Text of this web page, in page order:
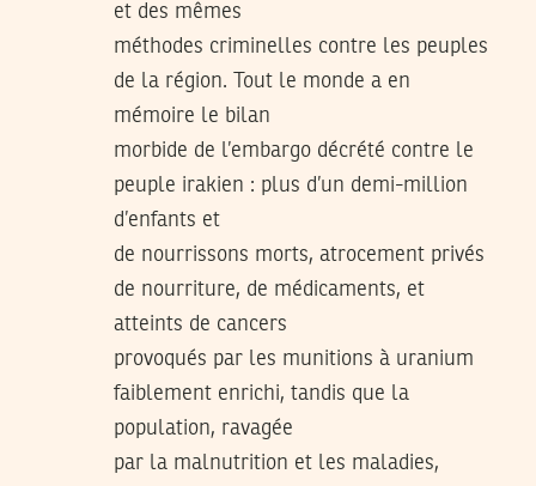
et des mêmes
méthodes criminelles contre les peuples
de la région. Tout le monde a en
mémoire le bilan
morbide de l’embargo décrété contre le
peuple irakien : plus d’un demi-million
d’enfants et
de nourrissons morts, atrocement privés
de nourriture, de médicaments, et
atteints de cancers
provoqués par les munitions à uranium
faiblement enrichi, tandis que la
population, ravagée
par la malnutrition et les maladies,